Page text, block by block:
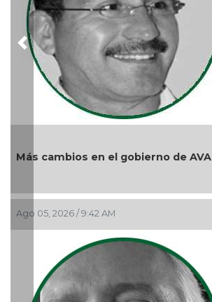
Más cambios en el gobierno de AVA
Ago 05, 2026 / 9:42 AM
Previous